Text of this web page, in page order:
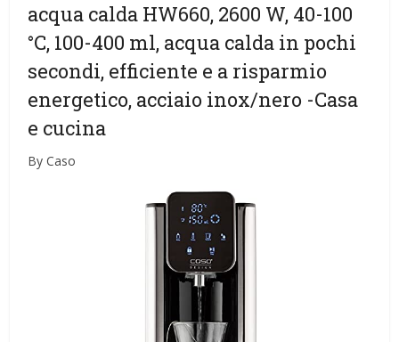
acqua calda HW660, 2600 W, 40-100
°C, 100-400 ml, acqua calda in pochi
secondi, efficiente e a risparmio
energetico, acciaio inox/nero -Casa
e cucina
By Caso